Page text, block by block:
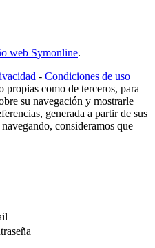
web Symonline.
- Condiciones de uso
como de terceros, para
su navegación y mostrarle
generada a partir de sus
consideramos que